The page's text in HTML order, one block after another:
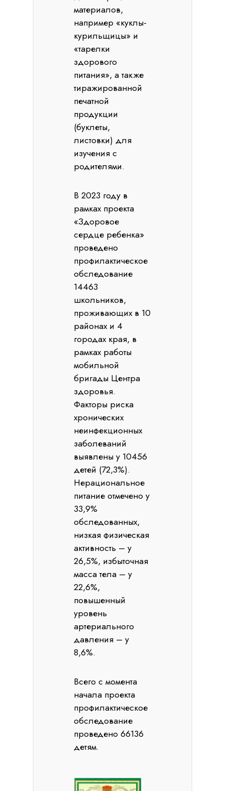
материалов,
например «куклы-
курильщицы» и
«тарелки
здорового
питания», а также
тиражированной
печатной
продукции
(буклеты,
листовки) для
изучения с
родителями.
В 2023 году в
рамках проекта
«Здоровое
сердце ребенка»
проведено
профилактическое
обследование
14463
школьников,
проживающих в 10
районах и 4
городах края, в
рамках работы
мобильной
бригады Центра
здоровья.
Факторы риска
хронических
неинфекционных
заболеваний
выявлены у 10456
детей (72,3%).
Нерациональное
питание отмечено у
33,9%
обследованных,
низкая физическая
активность – у
26,5%, избыточная
масса тела – у
22,6%,
повышенный
уровень
артериального
давления – у
8,6%.
Всего с момента
начала проекта
профилактическое
обследование
проведено 66136
детям.